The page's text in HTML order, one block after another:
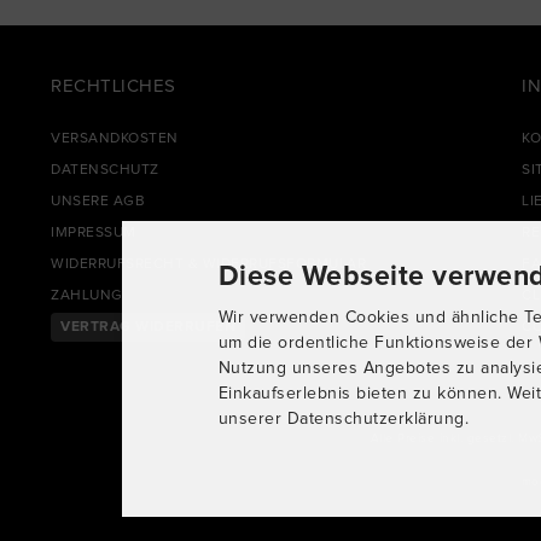
RECHTLICHES
VERSANDKOSTEN
DATENSCHUTZ
UNSERE AGB
IMPRESSUM
WIDERRUFSRECHT & WIDERRUFSFORMULAR
ZAHLUNG
VERTRAG WIDERRUFEN
Diese Webseite
Wir verwenden Cookies und ähnliche
um die ordentliche Funktionsweise der
Nutzung unseres Angebotes zu
Einkaufserlebnis bieten zu können.
unserer Datenschutzerklärung.